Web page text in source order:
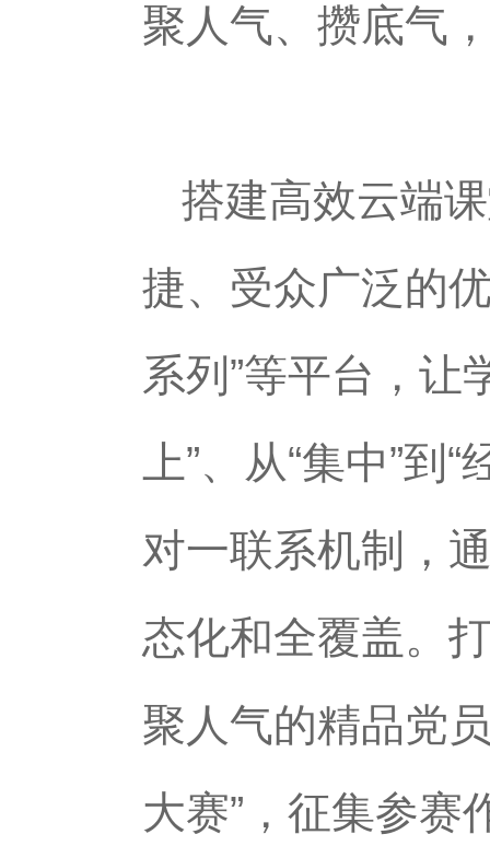
聚人气、攒底气
搭建高效云端
捷、受众广泛的
系列”等平台，让
上”、从“集中”
对一联系机制，
态化和全覆盖。
聚人气的精品党
大赛”，征集参赛